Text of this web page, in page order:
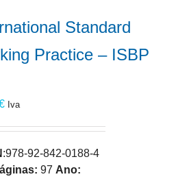
Standard
Practice – ISBP
Iva
:978-92-842-0188-4
97 Ano: